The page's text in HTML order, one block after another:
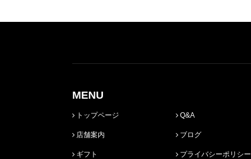
MENU
トップページ
店舗案内
ギフト
Q&A
ブログ
プライバシーポリシー